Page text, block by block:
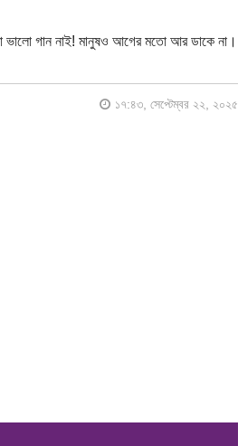
ভালো গান নাই! মানুষও আগের মতো আর ডাকে না।
১৭:৪৩, সেপ্টেম্বর ২২, ২০২৫